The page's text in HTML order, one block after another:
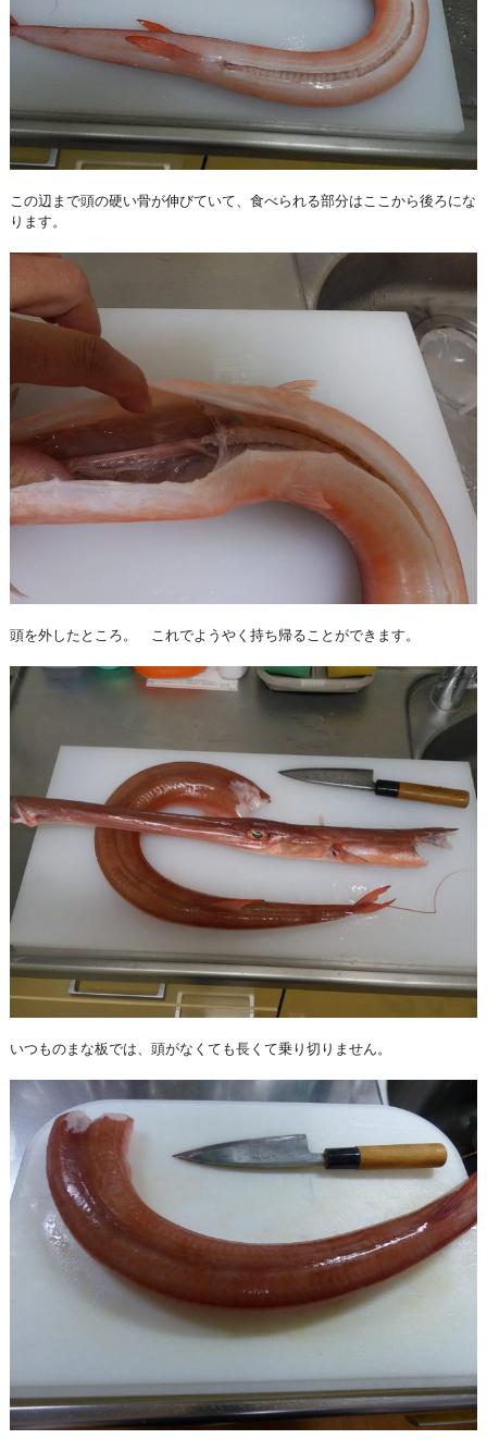
この辺まで頭の硬い骨が伸びていて、食べられる部分はここから後ろにな
ります。
頭を外したところ。 これでようやく持ち帰ることができます。
いつものまな板では、頭がなくても長くて乗り切りません。